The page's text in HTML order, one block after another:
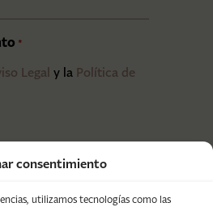
consentimiento
utilizamos tecnologías como las
*
Legal y la Política de